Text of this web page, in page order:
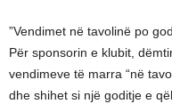
​”Vendimet në tavolinë po
​Për sponsorin e klubit,
vendimeve të marra “në
dhe shihet si një goditje e